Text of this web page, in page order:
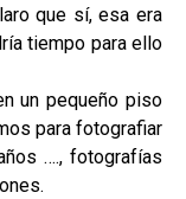
que sí, esa era
tiempo para ello
un pequeño piso
para fotografiar
…., fotografías